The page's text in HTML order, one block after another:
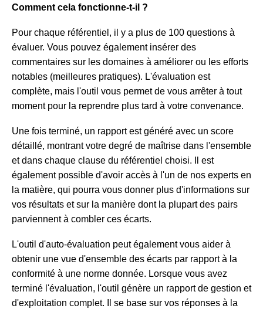
Comment cela fonctionne-t-il ?
Pour chaque référentiel, il y a plus de 100 questions à
évaluer. Vous pouvez également insérer des
commentaires sur les domaines à améliorer ou les efforts
notables (meilleures pratiques). L'évaluation est
complète, mais l'outil vous permet de vous arrêter à tout
moment pour la reprendre plus tard à votre convenance.
Une fois terminé, un rapport est généré avec un score
détaillé, montrant votre degré de maîtrise dans l'ensemble
et dans chaque clause du référentiel choisi. Il est
également possible d'avoir accès à l'un de nos experts en
la matière, qui pourra vous donner plus d'informations sur
vos résultats et sur la manière dont la plupart des pairs
parviennent à combler ces écarts.
L'outil d'auto-évaluation peut également vous aider à
obtenir une vue d'ensemble des écarts par rapport à la
conformité à une norme donnée. Lorsque vous avez
terminé l'évaluation, l'outil génère un rapport de gestion et
d'exploitation complet. Il se base sur vos réponses à la